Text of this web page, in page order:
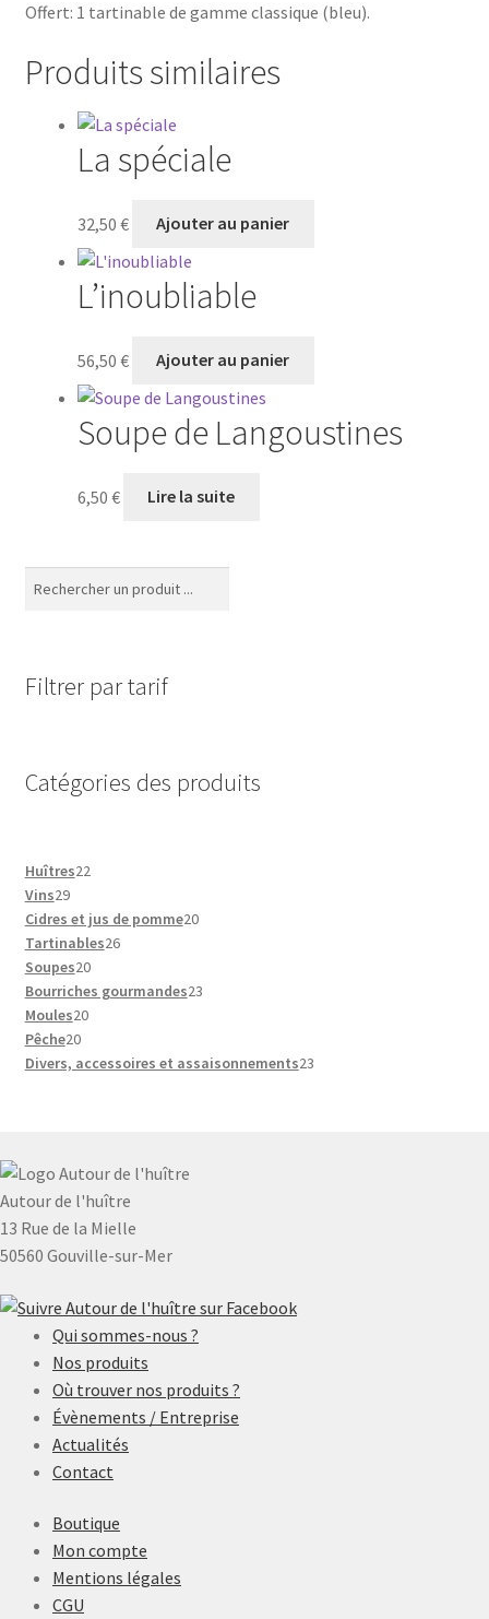
Offert: 1 tartinable de gamme classique (bleu).
Produits similaires
La spéciale
32,50 € Ajouter au panier
L’inoubliable
56,50 € Ajouter au panier
Soupe de Langoustines
6,50 € Lire la suite
Filtrer par tarif
Catégories des produits
Huîtres2222
Vins2929
produits
Cidres et jus de pomme2020
Tartinables2626
Soupes2020
produits
Bourriches gourmandes2323
Moules2020
Pêche2020
produits
Divers, accessoires et assaisonnements2323
Autour de l'huître
13 Rue de la Mielle
50560 Gouville-sur-Mer
Qui sommes-nous ?
Nos produits
Où trouver nos produits ?
Évènements / Entreprise
Actualités
Contact
Boutique
Mon compte
Mentions légales
CGU